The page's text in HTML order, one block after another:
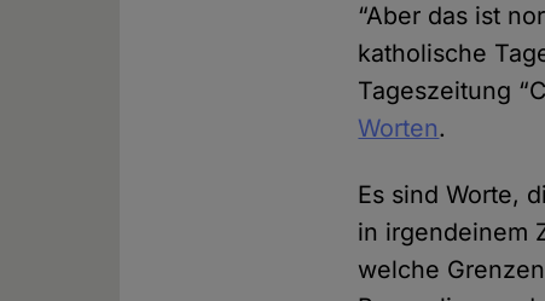
“Aber das ist
katholische
Tageszeitung
Worten.
Es sind Worte,
in irgendeinem
welche